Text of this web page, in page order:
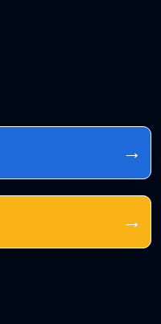
→
→